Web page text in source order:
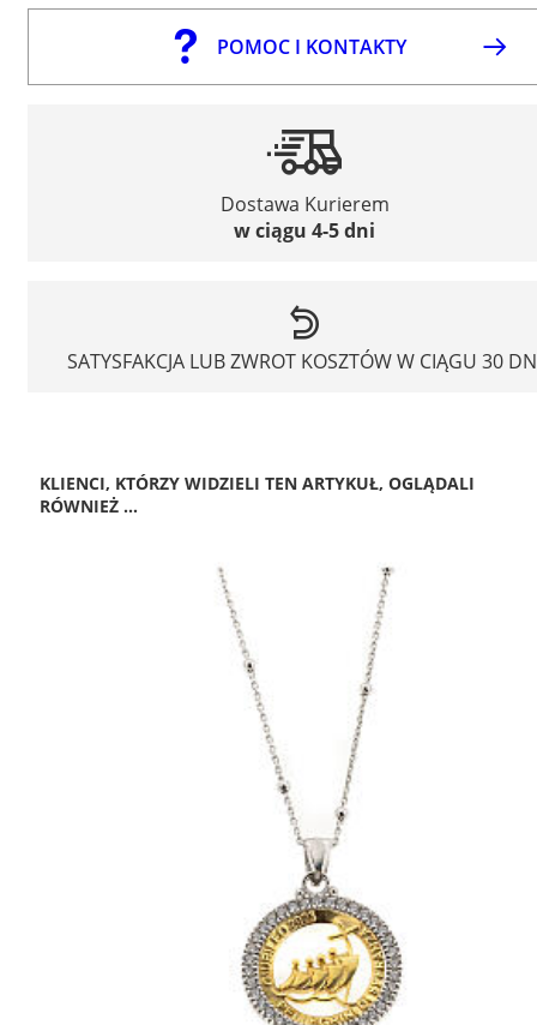
POMOC I KONTAKTY
Dostawa Kurierem
w ciągu 4-5 dni
SATYSFAKCJA LUB ZWROT KOSZTÓW W CIĄGU 30
KLIENCI, KTÓRZY WIDZIELI TEN ARTYKUŁ, OGLĄDALI
RÓWNIEŻ ...